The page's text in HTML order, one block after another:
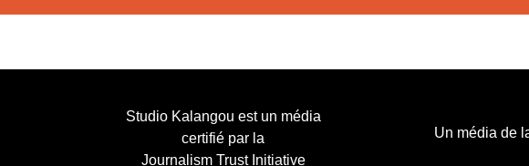
Studio Kalangou est un média
certifié par la
Journalism Trust Initiative
Un média de